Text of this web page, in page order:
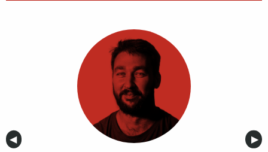
Anterior
◀︎ ▶︎